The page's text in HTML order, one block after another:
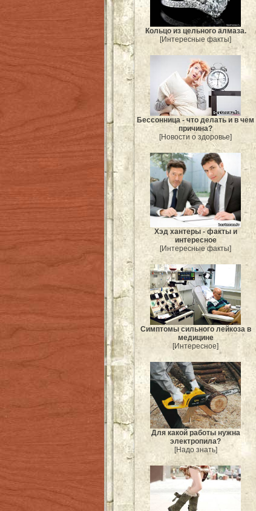
Кольцо из цельного алмаза.
[Интересные факты]
Бессонница - что делать и в чем
причина?
[Новости о здоровье]
Хэд хантеры - факты и
интересное
[Интересные факты]
Симптомы сильного лейкоза в
медицине
[Интересное]
Для какой работы нужна
электропила?
[Надо знать]